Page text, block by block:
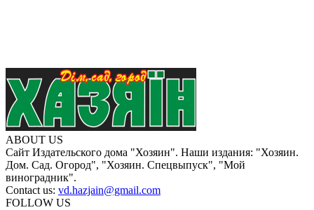
ABOUT US
Сайт Издательского дома "Хозяин". Наши издания: "Хозяин.
Дом. Сад. Огород", "Хозяин. Спецвыпуск", "Мой
виноградник".
Contact us: vd.hazjain@gmail.com
FOLLOW US